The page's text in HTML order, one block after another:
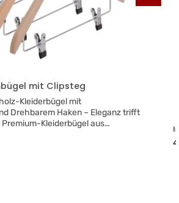
Buchenholz Formbügel mit Clipsteg
Kleiderbügel mit
Drehbarem Haken – Eleganz trifft
Kleiderbügel aus
Aufbewahrung Ihrer